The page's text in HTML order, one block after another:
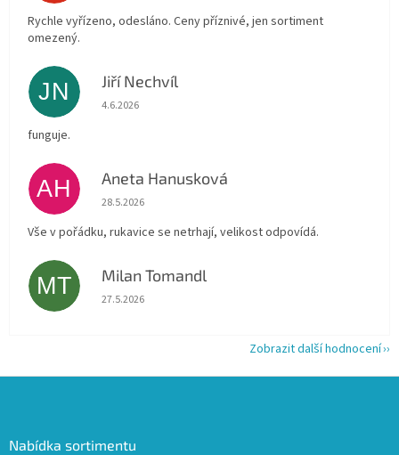
Rychle vyřízeno, odesláno. Ceny příznivé, jen sortiment
omezený.
JN Jiří Nechvíl
Hodnocení obchodu je 5 z 5 hvězdiček.
4.6.2026
funguje.
AH Aneta Hanusková
Hodnocení obchodu je 5 z 5 hvězdiček.
28.5.2026
Vše v pořádku, rukavice se netrhají, velikost odpovídá.
MT Milan Tomandl
Hodnocení obchodu je 5 z 5 hvězdiček.
27.5.2026
Zobrazit další hodnocení
Nabídka sortimentu